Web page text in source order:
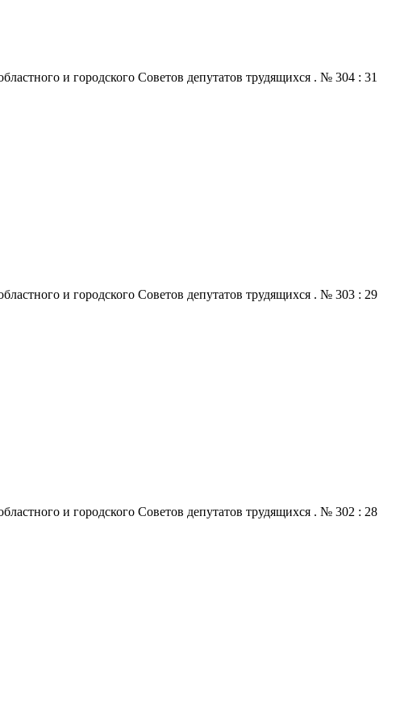
и городского Советов депутатов трудящихся . № 304 : 31
и городского Советов депутатов трудящихся . № 303 : 29
и городского Советов депутатов трудящихся . № 302 : 28